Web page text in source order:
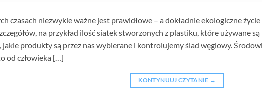
czasach niezwykle ważne jest prawidłowe – a dokładnie ekologiczne
na przykład ilość siatek stworzonych z plastiku, które używane
jakie produkty są przez nas wybierane i kontrolujemy ślad węglowy.
od człowieka […]
KONTYNUUJ CZYTANIE →